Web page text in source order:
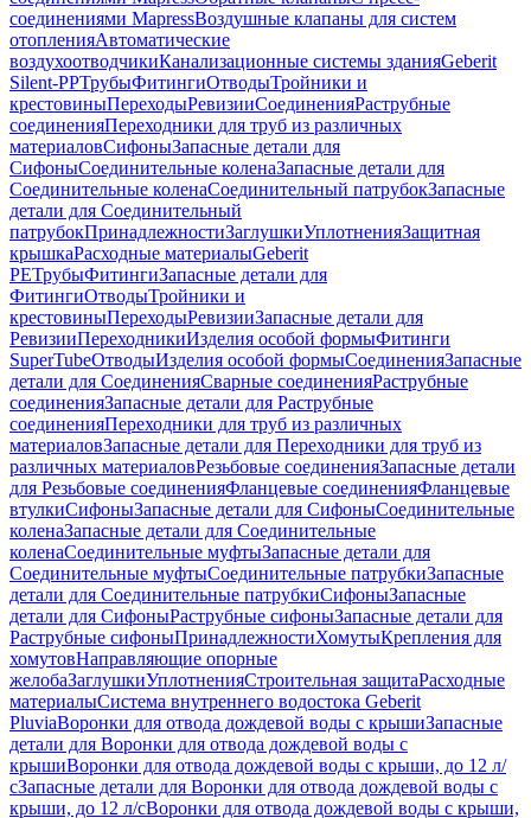
соединениями MapressВоздушные клапаны для систем
отопленияАвтоматические
воздухоотводчикиКанализационные системы зданияGeberit
Silent-PPТрубыФитингиОтводыТройники и
крестовиныПереходыРевизииСоединенияРаструбные
соединенияПереходники для труб из различных
материаловСифоныЗапасные детали для
СифоныСоединительные коленаЗапасные детали для
Соединительные коленаСоединительный патрубокЗапасные
детали для Соединительный
патрубокПринадлежностиЗаглушкиУплотненияЗащитная
крышкаРасходные материалыGeberit
PEТрубыФитингиЗапасные детали для
ФитингиОтводыТройники и
крестовиныПереходыРевизииЗапасные детали для
РевизииПереходникиИзделия особой формыФитинги
SuperTubeОтводыИзделия особой формыСоединенияЗапасные
детали для СоединенияСварные соединенияРаструбные
соединенияЗапасные детали для Раструбные
соединенияПереходники для труб из различных
материаловЗапасные детали для Переходники для труб из
различных материаловРезьбовые соединенияЗапасные детали
для Резьбовые соединенияФланцевые соединенияФланцевые
втулкиСифоныЗапасные детали для СифоныСоединительные
коленаЗапасные детали для Соединительные
коленаСоединительные муфтыЗапасные детали для
Соединительные муфтыСоединительные патрубкиЗапасные
детали для Соединительные патрубкиСифоныЗапасные
детали для СифоныРаструбные сифоныЗапасные детали для
Раструбные сифоныПринадлежностиХомутыКрепления для
хомутовНаправляющие опорные
желобаЗаглушкиУплотненияСтроительная защитаРасходные
материалыСистема внутреннего водостока Geberit
PluviaВоронки для отвода дождевой воды с крышиЗапасные
детали для Воронки для отвода дождевой воды с
крышиВоронки для отвода дождевой воды с крыши, до 12 л/
сЗапасные детали для Воронки для отвода дождевой воды с
крыши, до 12 л/сВоронки для отвода дождевой воды с крыши,